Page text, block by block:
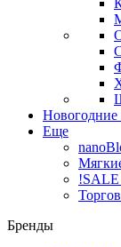
Новогодние
Еще
!SALE
Бренды